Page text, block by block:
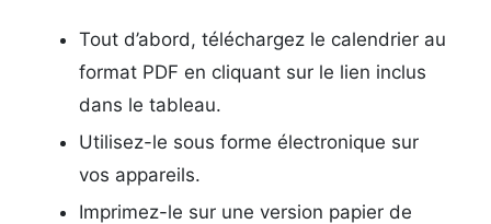
Tout d’abord, téléchargez le calendrier au
format PDF en cliquant sur le lien inclus
dans le tableau.
Utilisez-le sous forme électronique sur
vos appareils.
Imprimez-le sur une version papier de